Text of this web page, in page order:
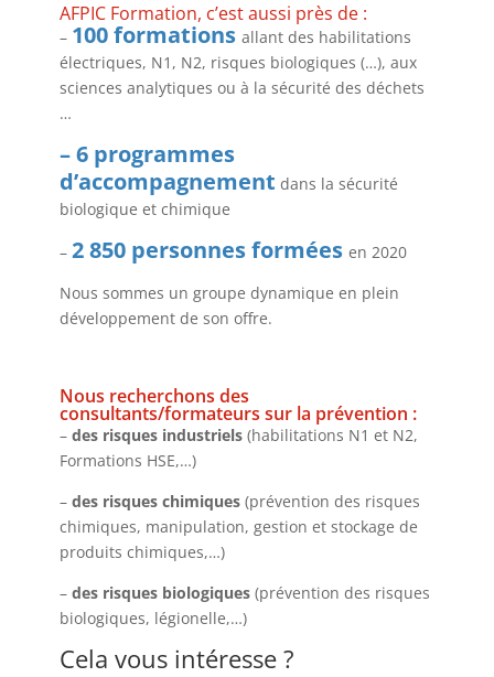
AFPIC Formation, c’est aussi près de :
– 100 formations allant des habilitations
électriques, N1, N2, risques biologiques (…), aux
sciences analytiques ou à la sécurité des déchets
…
– 6 programmes
d’accompagnement dans la sécurité
biologique et chimique
– 2 850 personnes formées en 2020
Nous sommes un groupe dynamique en plein
développement de son offre.
Nous recherchons des
consultants/formateurs sur la prévention :
– des risques industriels(habilitations N1 et N2,
Formations HSE,…)
– des risques chimiques(prévention des risques
chimiques, manipulation, gestion et stockage de
produits chimiques,…)
– des risques biologiques(prévention des risques
biologiques, légionelle,…)
Cela vous intéresse ?